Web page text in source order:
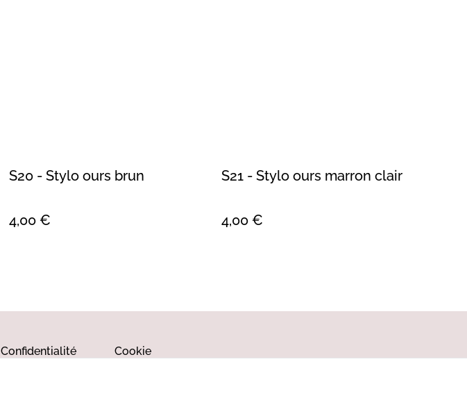
S20 - Stylo ours brun
4,00 €
S21 - Stylo ours marron clair
4,00 €
Confidentialité Cookie